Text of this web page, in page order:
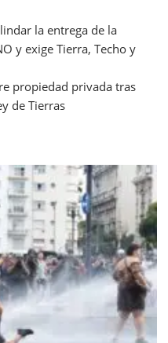
la entrega de la
y exige Tierra, Techo y
propiedad privada tras
de Tierras